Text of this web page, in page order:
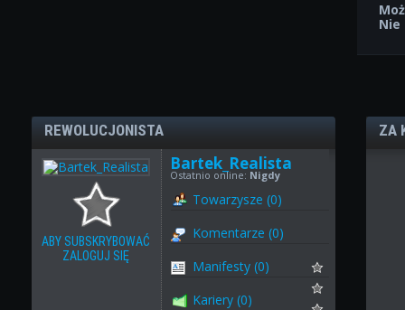
REWOLUCJONISTA
ABY SUBSKRYBOWAĆ
ZALOGUJ SIĘ
Bartek_Realista
Ostatnio online: Nigdy
Towarzysze (0)
Komentarze (0)
Manifesty (0)
Kariery (0)
ZA